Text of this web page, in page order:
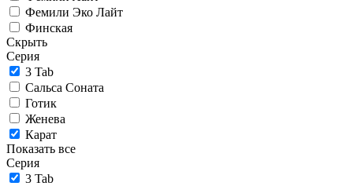
Фемили Эко Лайт
Финская
Скрыть
Серия
3 Tab
Сальса Соната
Готик
Женева
Карат
Показать все
Серия
3 Tab